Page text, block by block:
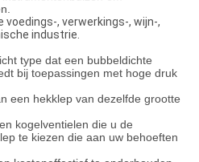
, verwerkings-, wijn-,
industrie.
type dat een bubbeldichte
bij toepassingen met hoge druk
een hekklep van dezelfde grootte
kogelventielen die u de
te kiezen die aan uw behoeften